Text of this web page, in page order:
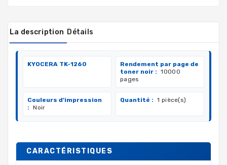
La description Détails
KYOCERA TK-1260
Rendement par page de
toner noir : 10000
pages
Couleurs d'impression
: Noir
Quantité : 1 pièce(s)
CARACTÉRISTIQUES